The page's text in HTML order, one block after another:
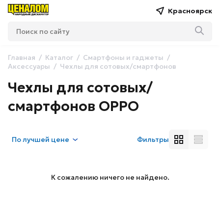
Красноярск
Главная Каталог
Смартфоны и гаджеты
Аксессуары
Чехлы для сотовых/смартфонов
Чехлы для сотовых/
смартфонов OPPO
Получшей цене Фильтры
К сожалению ничего не найдено.